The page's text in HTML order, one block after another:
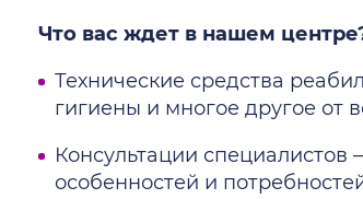
Что вас ждет в нашем
Технические средства
гигиены и многое другое от
Консультации специалистов
особенностей и